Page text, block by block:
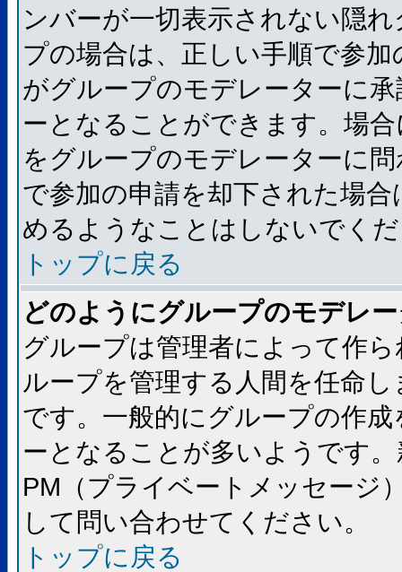
ンバーが一切表示されない隠
プの場合は、正しい手順で参
がグループのモデレーターに
ーとなることができます。場
をグループのモデレーターに
で参加の申請を却下された場
めるようなことはしないでく
トップに戻る
どのようにグループのモデレ
グループは管理者によって作
ループを管理する人間を任命
です。一般的にグループの作
ーとなることが多いようです
PM（プライベートメッセージ
して問い合わせてください。
トップに戻る